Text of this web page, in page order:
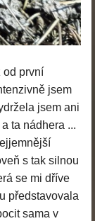
od první
jsem
jsem ani
ta nádhera ...
s tak silnou
se mi dříve
představovala
sama v